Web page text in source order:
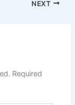
NEXT
Required